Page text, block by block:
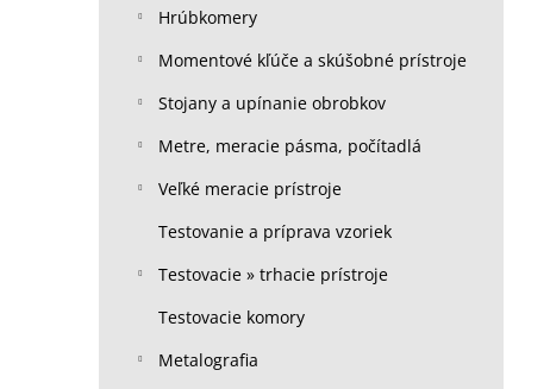
Hrúbkomery
Momentové kľúče a skúšobné prístroje
Stojany a upínanie obrobkov
Metre, meracie pásma, počítadlá
Veľké meracie prístroje
Testovanie a príprava vzoriek
Testovacie » trhacie prístroje
Testovacie komory
Metalografia